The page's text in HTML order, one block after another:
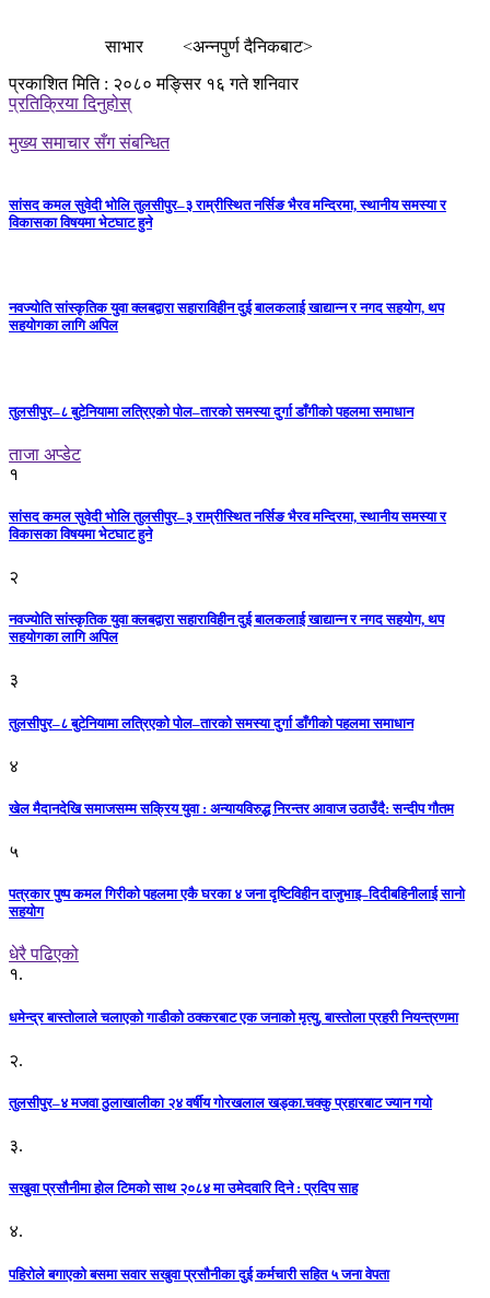
साभार <अन्नपुर्ण दैनिकबाट>
प्रकाशित मिति : २०८० मङ्सिर १६ गते शनिवार
प्रतिक्रिया दिनुहोस्
मुख्य समाचार सँग संबन्धित
सांसद कमल सुवेदी भोलि तुलसीपुर–३ राम्रीस्थित नर्सिङ भैरव मन्दिरमा, स्थानीय समस्या र
विकासका विषयमा भेटघाट हुने
नवज्योति सांस्कृतिक युवा क्लबद्वारा सहाराविहीन दुई बालकलाई खाद्यान्न र नगद सहयोग, थप
सहयोगका लागि अपिल
तुलसीपुर–८ बुटेनियामा लत्रिएको पोल–तारको समस्या दुर्गा डाँगीको पहलमा समाधान
ताजा अप्डेट
१
सांसद कमल सुवेदी भोलि तुलसीपुर–३ राम्रीस्थित नर्सिङ भैरव मन्दिरमा, स्थानीय समस्या र
विकासका विषयमा भेटघाट हुने
२
नवज्योति सांस्कृतिक युवा क्लबद्वारा सहाराविहीन दुई बालकलाई खाद्यान्न र नगद सहयोग, थप
सहयोगका लागि अपिल
३
तुलसीपुर–८ बुटेनियामा लत्रिएको पोल–तारको समस्या दुर्गा डाँगीको पहलमा समाधान
४
खेल मैदानदेखि समाजसम्म सक्रिय युवा : अन्यायविरुद्ध निरन्तर आवाज उठाउँदै: सन्दीप गौतम
५
पत्रकार पुष्प कमल गिरीको पहलमा एकै घरका ४ जना दृष्टिविहीन दाजुभाइ–दिदीबहिनीलाई सानो
सहयोग
धेरै पढिएको
१.
धमेन्द्र बास्तोलाले चलाएको गाडीको ठक्करबाट एक जनाको मृत्यु, बास्तोला प्रहरी नियन्त्रणमा
२.
तुलसीपुर–४ मजवा ठुलाखालीका २४ वर्षीय गोरखलाल खड्का.चक्कु प्रहारबाट ज्यान गयो
३.
सखुवा प्रसौनीमा होल टिमको साथ २०८४ मा उमेदवारि दिने : प्रदिप साह
४.
पहिराेले बगाएकाे बसमा सवार सखुवा प्रसाैनीका दुई कर्मचारी सहित ५ जना वेपता